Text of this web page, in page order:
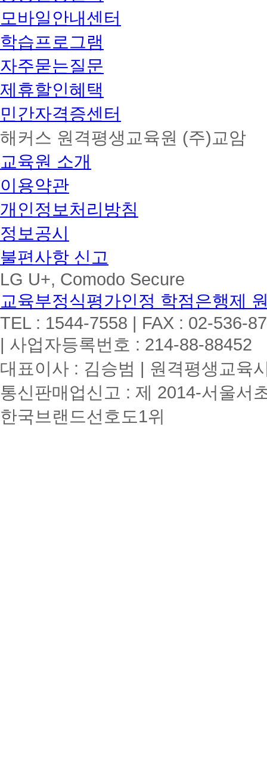
모바일안내센터
학습프로그램
자주묻는질문
제휴할인혜택
민간자격증센터
해커스 원격평생교육원 (주)교암
교육원 소개
이용약관
개인정보처리방침
정보공시
불편사항 신고
LG U+, Comodo Secure
교육부정식평가인정 학점은행제
TEL : 1544-7558 | FAX : 02-536-
| 사업자등록번호 : 214-88-88452
대표이사 : 김승범 | 원격평생교육
통신판매업신고 : 제 2014-서울서
한국브랜드선호도1위